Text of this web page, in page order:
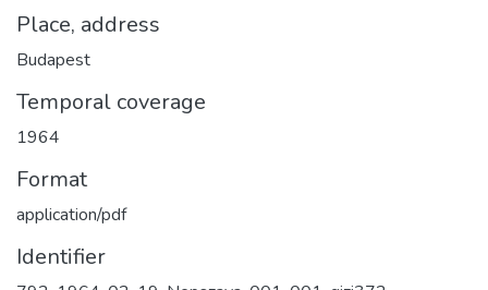
Place, address
Budapest
Temporal coverage
1964
Format
application/pdf
Identifier